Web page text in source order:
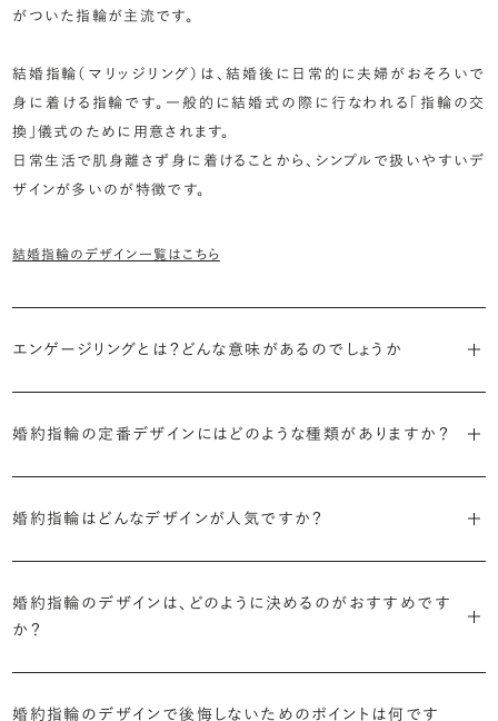
がついた指輪が主流です。
結婚指輪（マリッジリング）は、結婚後に日常的に夫婦がおそろいで
身に着ける指輪です。一般的に結婚式の際に行なわれる「指輪の交
換」儀式のために用意されます。
日常生活で肌身離さず身に着けることから、シンプルで扱いやすいデ
ザインが多いのが特徴です。
結婚指輪のデザイン一覧はこちら
エンゲージリングとは？どんな意味があるのでしょうか
リング」は婚約指輪の別名です。
Ring（エンゲージメントリング）と呼ばれます。
婚約指輪の定番デザインにはどのような種類がありますか？
リリアンスプラスでも不動の人気を誇ります。
婚約指輪はどんなデザインが人気ですか？
に留めた王道のデザイン「ソリティア」です。
婚約指輪のデザインは、どのように決めるのがおすすめです
か？
す。
婚約指輪のデザインで後悔しないためのポイントは何です